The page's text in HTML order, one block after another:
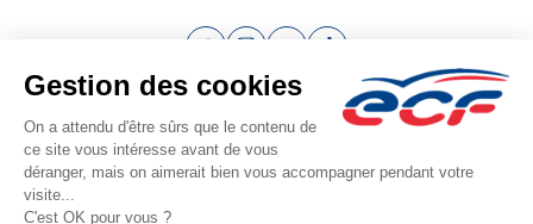
Facebook (nouvelle fenêtre)
Instagram (nouvelle fenêtre)
YouTube (nouvelle fenêtre)
TikTok (nouvelle fenêtre)
Raison sociale : SUD PREVENTION SECURITE GRAND PUBLIC - Capital social:
139239€
SIREN: 814514188 - Numéro de TVA intracommunautaire: FR56814514188
Agrément n°E1501300080